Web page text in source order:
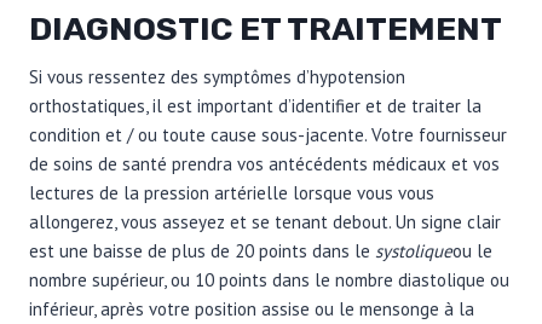
DIAGNOSTIC ET TRAITEMENT
Si vous ressentez des symptômes d’hypotension
orthostatiques, il est important d’identifier et de traiter la
condition et / ou toute cause sous-jacente. Votre fournisseur
de soins de santé prendra vos antécédents médicaux et vos
lectures de la pression artérielle lorsque vous vous
allongerez, vous asseyez et se tenant debout. Un signe clair
est une baisse de plus de 20 points dans le systoliqueou le
nombre supérieur, ou 10 points dans le nombre diastolique ou
inférieur, après votre position assise ou le mensonge à la